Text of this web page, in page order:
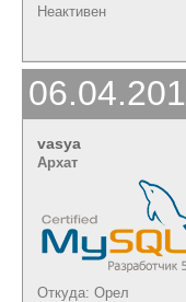
Неактивен
vasya
Архат
Откуда: Орел